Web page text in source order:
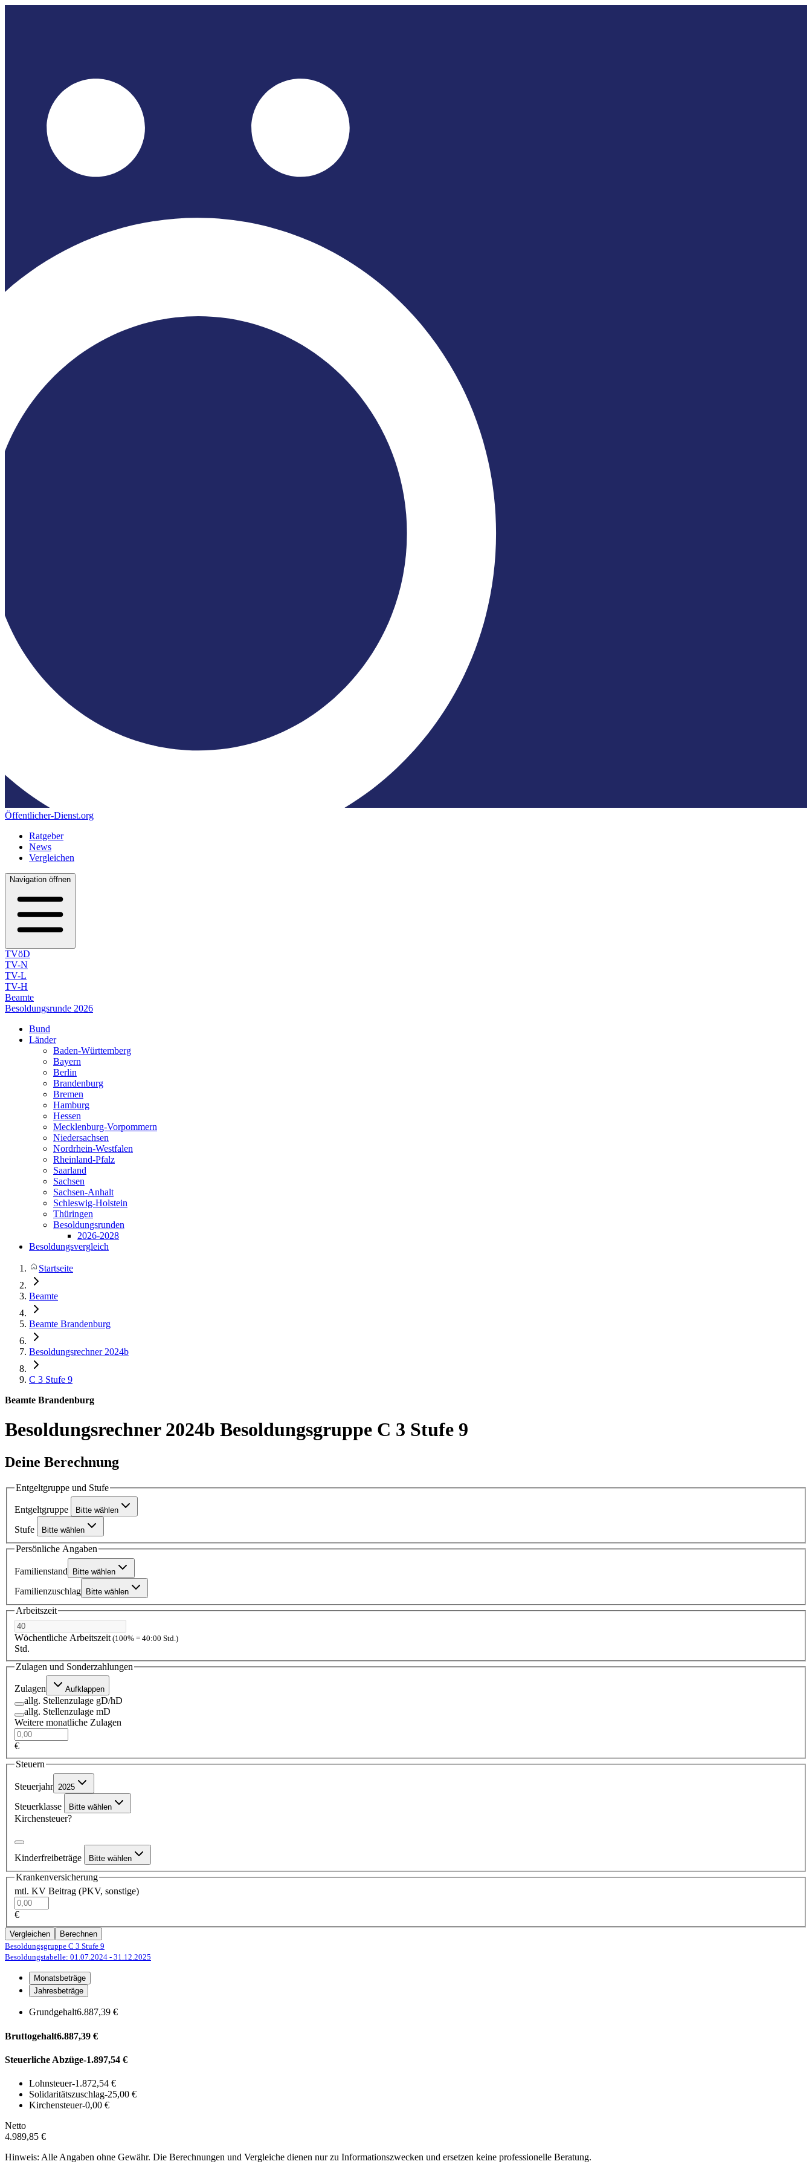
Öffentlicher-Dienst.org
Ratgeber
News
Vergleichen
Navigation öffnen
TVöD
TV-N
TV-L
TV-H
Beamte
Besoldungsrunde 2026
Bund
Länder
Baden-Württemberg
Bayern
Berlin
Brandenburg
Bremen
Hamburg
Hessen
Mecklenburg-Vorpommern
Niedersachsen
Nordrhein-Westfalen
Rheinland-Pfalz
Saarland
Sachsen
Sachsen-Anhalt
Schleswig-Holstein
Thüringen
Besoldungsrunden
2026-2028
Besoldungsvergleich
Startseite
Beamte
Beamte Brandenburg
Besoldungsrechner 2024b
C 3 Stufe 9
Beamte Brandenburg
Besoldungsrechner 2024b Besoldungsgruppe C 3 Stufe 9
Deine Berechnung
Entgeltgruppe und Stufe
Entgeltgruppe Bitte wählen
Stufe Bitte wählen
Persönliche Angaben
Familienstand Bitte wählen
Familienzuschlag Bitte wählen
Arbeitszeit
Wöchentliche Arbeitszeit (100% = 40:00 Std.)
Std.
Zulagen und Sonderzahlungen
Zulagen Aufklappen
allg. Stellenzulage gD/hD
allg. Stellenzulage mD
Weitere monatliche Zulagen
€
Steuern
Steuerjahr 2025
Steuerklasse Bitte wählen
Kirchensteuer?
Kinderfreibeträge Bitte wählen
Krankenversicherung
mtl. KV Beitrag (PKV, sonstige)
€
Vergleichen
Berechnen
Besoldungsgruppe C 3 Stufe 9
Besoldungstabelle: 01.07.2024 - 31.12.2025
Monatsbeträge
Jahresbeträge
Grundgehalt6.887,39 €
Bruttogehalt6.887,39 €
Steuerliche Abzüge-1.897,54 €
Lohnsteuer-1.872,54 €
Solidaritätszuschlag-25,00 €
Kirchensteuer-0,00 €
Netto
4.989,85 €
Hinweis: Alle Angaben ohne Gewähr. Die Berechnungen und Vergleiche dienen nur zu Informationszwecken und ersetzen keine professionelle Beratung.